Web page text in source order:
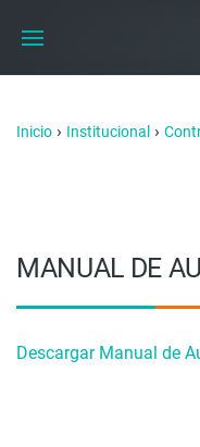
Inicio › Institucional ›
MANUAL DE
Descargar Manual de